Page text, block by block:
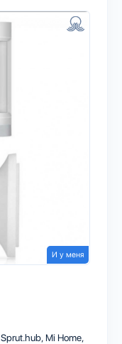
И у меня
Sprut.hub Mi Home